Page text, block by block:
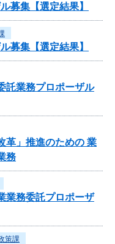
募集【選定結果】
募集【選定結果】
託業務プロポーザル
革」推進のための 業
務
業務委託プロポーザ
策課